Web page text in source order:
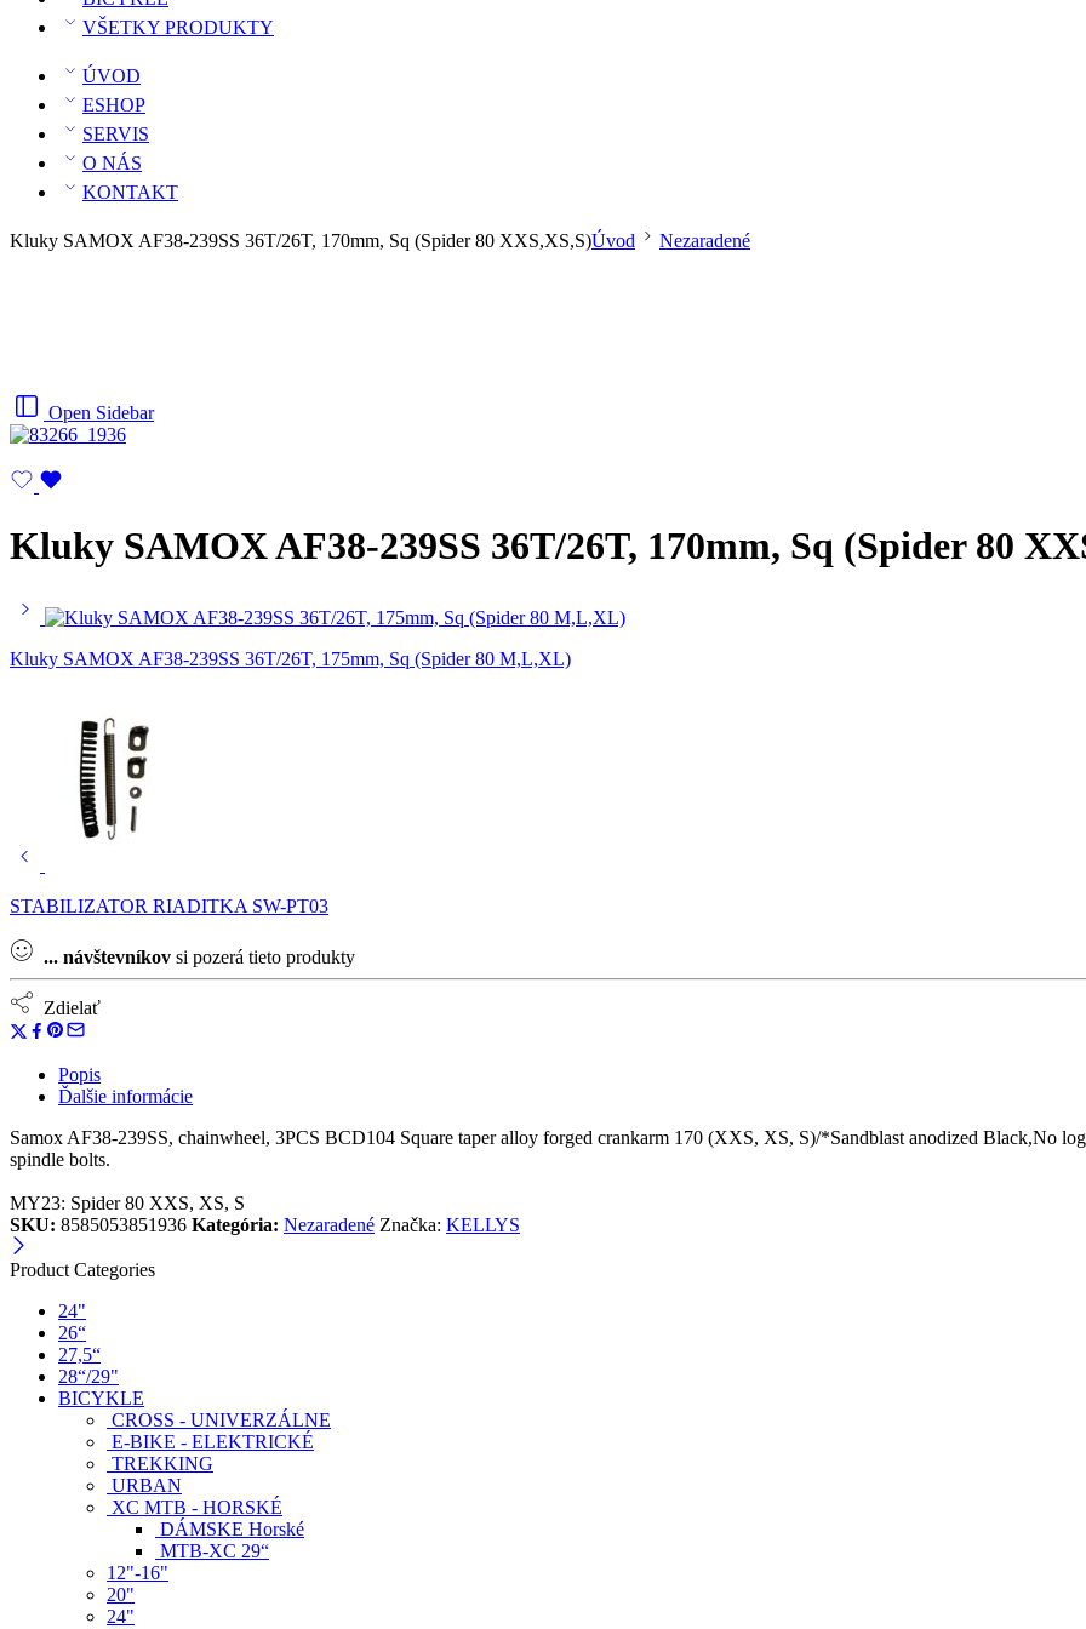
VŠETKY PRODUKTY
ÚVOD
ESHOP
SERVIS
O NÁS
KONTAKT
Kluky SAMOX AF38-239SS 36T/26T, 170mm, Sq (Spider 80 XXS,XS,S)Úvod Nezaradené
Open Sidebar
Kluky SAMOX AF38-239SS 36T/26T, 170mm, Sq (Spider 80
Kluky SAMOX AF38-239SS 36T/26T, 175mm, Sq (Spider 80 M,L,XL)
STABILIZATOR RIADITKA SW-PT03
... návštevníkov si pozerá tieto produkty
Zdielať
Popis
Ďalšie informácie
Samox AF38-239SS, chainwheel, 3PCS BCD104 Square taper alloy forged crankarm 170 (XXS, XS, S)/*Sandblast anodized
spindle bolts.
MY23: Spider 80 XXS, XS, S
SKU: 8585053851936 Kategória: Nezaradené Značka: KELLYS
Product Categories
24"
26“
27,5“
28“/29"
BICYKLE
CROSS - UNIVERZÁLNE
E-BIKE - ELEKTRICKÉ
TREKKING
URBAN
XC MTB - HORSKÉ
DÁMSKE Horské
MTB-XC 29“
12"-16"
20"
24"